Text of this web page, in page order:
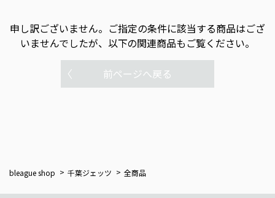
申し訳ございません。 ご指定の条件に該当する商品はござ
いませんでしたが、以下の関連商品もご覧ください。
前ページへ戻る
bleague shop 千葉ジェッツ 全商品